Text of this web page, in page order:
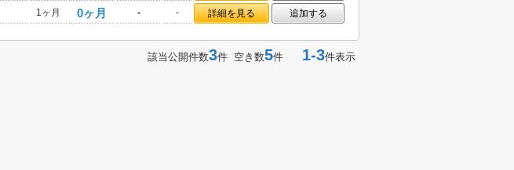
1ヶ月 0ヶ月 - - 詳細を見る 追加する
該当公開件数3件 空き数5件 1-3件表示